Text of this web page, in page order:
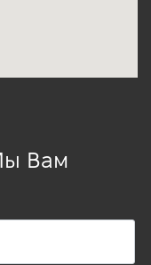
Вам